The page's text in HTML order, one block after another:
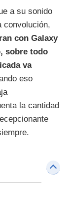
a su sonido
convolución,
con Galaxy
sobre todo
va
eso
la cantidad